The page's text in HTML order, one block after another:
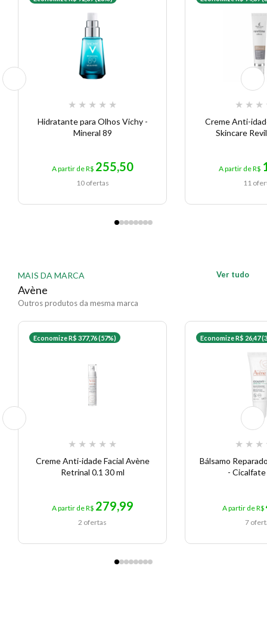
★ ★ ★ ★ ★
Hidratante para Olhos Vichy -
Mineral 89
A partir de R$ 255,50
10 ofertas
★ ★ ★
Creme Anti-
Skincare
A partir de R$
11
MAIS DA MARCA
Avène
Outros produtos da mesma marca
Ver tudo
Economize R$ 377,76 (57%)
★ ★ ★ ★ ★
Creme Anti-idade Facial Avène
Retrinal 0.1 30 ml
A partir de R$ 279,99
2 ofertas
Economize R$ 26,47
★ ★ ★
Bálsamo
- Cicalfate
A partir de R$
7